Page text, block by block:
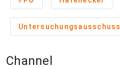
Untersuchungsausschuss
Channel